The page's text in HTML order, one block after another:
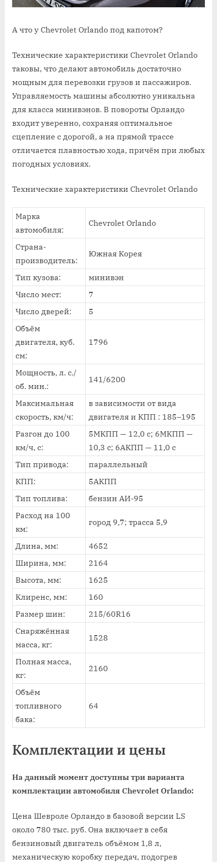
А что у Chevrolet Orlando под капотом?
Технические характеристики Chevrolet Orlando
таковы, что делают автомобиль достаточно
мощным для перевозки грузов и пассажиров.
Управляемость машины абсолютно уникальна
для класса минивэнов. В повороты Орландо
входит уверенно, сохраняя оптимальное
сцепление с дорогой, а на прямой трассе
отличается плавностью хода, причём при любых
погодных условиях.
Технические характеристики Chevrolet Orlando
Марка
автомобиля:
Chevrolet Orlando
Страна-
производитель:
Южная Корея
Тип кузова:
минивэн
Число мест:
7
Число дверей:
5
Объём
двигателя, куб.
см:
1796
Мощность, л. с./
об. мин.:
141/6200
Максимальная
скорость, км/ч:
в зависимости от вида
двигателя и КПП : 185–195
Разгон до 100
км/ч, с:
5МКПП — 12,0 с; 6МКПП —
10,3 с; 6АКПП — 11,0 с
Тип привода:
параллельный
КПП:
5АКПП
Тип топлива:
бензин АИ-95
Расход на 100
км:
город 9,7; трасса 5,9
Длина, мм:
4652
Ширина, мм:
2164
Высота, мм:
1625
Клиренс, мм:
160
Размер шин:
215/60R16
Снаряжённая
масса, кг:
1528
Полная масса,
кг:
2160
Объём
топливного
бака:
64
Комплектации и цены
На данный момент доступны три варианта
комплектации автомобиля Chevrolet Orlando:
Цена Шевроле Орландо в базовой версии LS
около 780 тыс. руб. Она включает в себя
бензиновый двигатель объёмом 1,8 л,
механическую коробку передач, подогрев